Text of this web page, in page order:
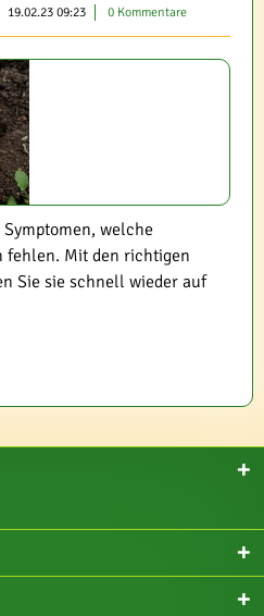
19.02.23 09:23 0 Kommentare
welche
fehlen. Mit den richtigen
Sie sie schnell wieder auf